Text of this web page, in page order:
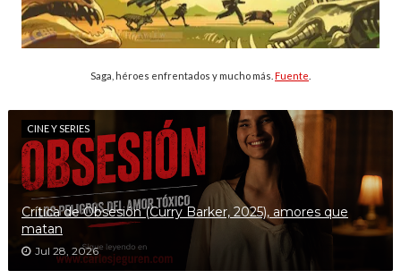
Saga, héroes enfrentados y mucho más. Fuente
CINE Y SERIES
Crítica de Obsesión (Curry Barker, 2025), amores que
matan
Jul 28, 2026